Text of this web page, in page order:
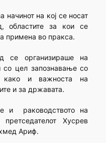
начинот на кој се носат
областите за кои се
примена во пракса.
се организираше на
со цел запознавање со
како и важноста на
и за државата.
и раководството на
Хусрев
Ариф.